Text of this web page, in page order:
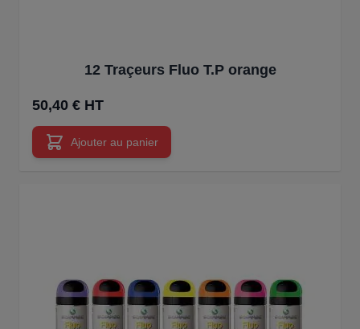
12 Traçeurs Fluo T.P orange
50,40 € HT
Ajouter au panier